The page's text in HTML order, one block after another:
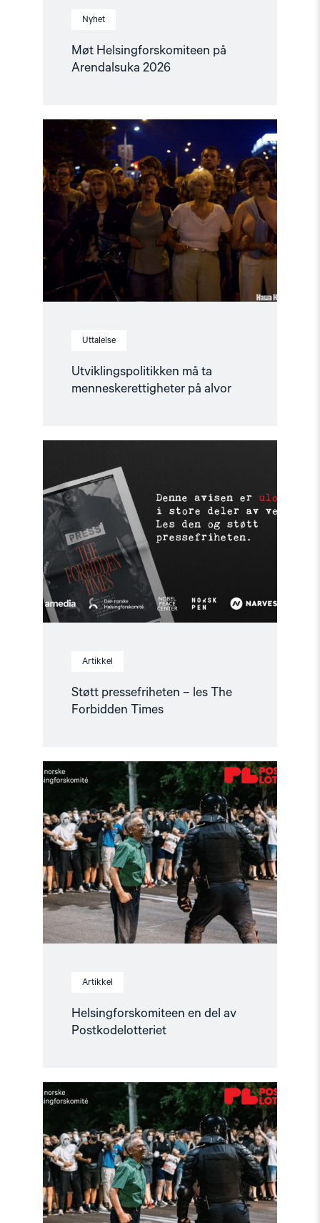
Nyhet
Møt Helsingforskomiteen på
Arendalsuka 2026
Uttalelse
Utviklingspolitikken må ta
menneskerettigheter på alvor
"Utviklingspolitikken
må
ta
menneskerettigheter
på
alvor"
Artikkel
Støtt pressefriheten – les The
Forbidden Times
–
les
The
Forbidden
Artikkel
Helsingforskomiteen en del av
Postkodelotteriet
Read
article
"Helsingforskomiteen
en
del
av
Postkodelotteriet"
Read
article
"Sammen
for
en
bedre
verden
–
med
støtte
fra